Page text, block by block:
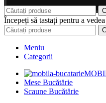
Începeți să tastați pentru a
Meniu
Categorii
Mese Bucătărie
Scaune Bucătărie